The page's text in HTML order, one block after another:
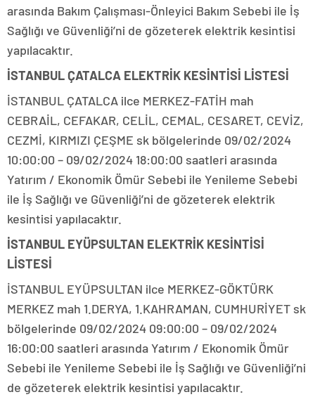
arasında Bakım Çalışması-Önleyici Bakım Sebebi ile İş
Sağlığı ve Güvenliği’ni de gözeterek elektrik kesintisi
yapılacaktır.
İSTANBUL ÇATALCA ELEKTRİK KESİNTİSİ LİSTESİ
İSTANBUL ÇATALCA ilce MERKEZ-FATİH mah
CEBRAİL, CEFAKAR, CELİL, CEMAL, CESARET, CEVİZ,
CEZMİ, KIRMIZI ÇEŞME sk bölgelerinde 09/02/2024
10:00:00 – 09/02/2024 18:00:00 saatleri arasında
Yatırım / Ekonomik Ömür Sebebi ile Yenileme Sebebi
ile İş Sağlığı ve Güvenliği’ni de gözeterek elektrik
kesintisi yapılacaktır.
İSTANBUL EYÜPSULTAN ELEKTRİK KESİNTİSİ
LİSTESİ
İSTANBUL EYÜPSULTAN ilce MERKEZ-GÖKTÜRK
MERKEZ mah 1.DERYA, 1.KAHRAMAN, CUMHURİYET sk
bölgelerinde 09/02/2024 09:00:00 – 09/02/2024
16:00:00 saatleri arasında Yatırım / Ekonomik Ömür
Sebebi ile Yenileme Sebebi ile İş Sağlığı ve Güvenliği’ni
de gözeterek elektrik kesintisi yapılacaktır.